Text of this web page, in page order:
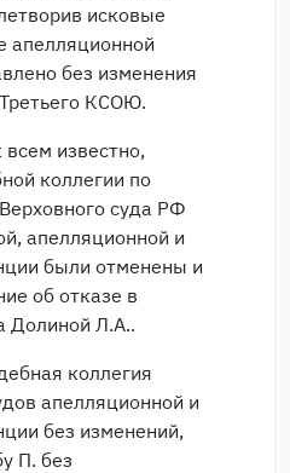
исковые
апелляционной
без изменения
КСОЮ.
известно,
коллегии по
суда РФ
апелляционной и
были отменены и
об отказе в
Долиной Л.А..
коллегия
апелляционной и
без изменений,
П. без